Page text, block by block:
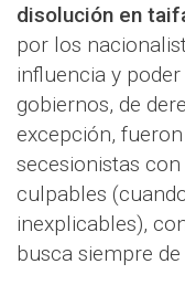
disolución en
por los
influencia y
gobiernos, de
excepción,
secesionistas
culpables
inexplicables),
busca siempre